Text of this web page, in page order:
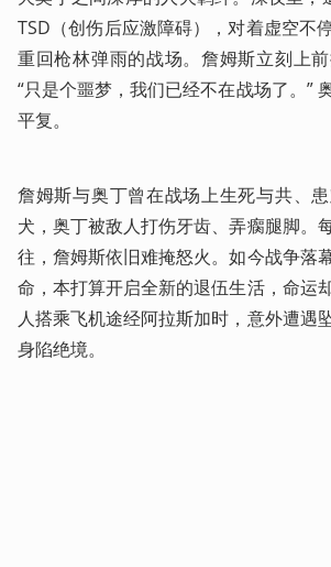
TSD（创伤后应激障碍），对着虚空不
重回枪林弹雨的战场。詹姆斯立刻上
“只是个噩梦，我们已经不在战场了。”
平复。
詹姆斯与奥丁曾在战场上生死与共、
犬，奥丁被敌人打伤牙齿、弄瘸腿脚。
往，詹姆斯依旧难掩怒火。如今战争落
命，本打算开启全新的退伍生活，命运
人搭乘飞机途经阿拉斯加时，意外遭遇
身陷绝境。